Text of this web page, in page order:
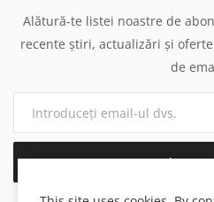
Alătură-te listei noastre de
recente știri, actualizări și
de